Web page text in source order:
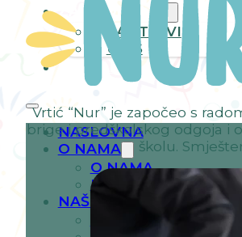
ZA RODITELJE
ZAHTJEVI
UPIS
KONTAKT
NASLOVNA
O NAMA
O NAMA
NAŠE VRIJEDNOSTI
NAŠI VRTIĆI
Vrtić “Nur” je započeo s
brige i predškolskog odgoja i
školu.